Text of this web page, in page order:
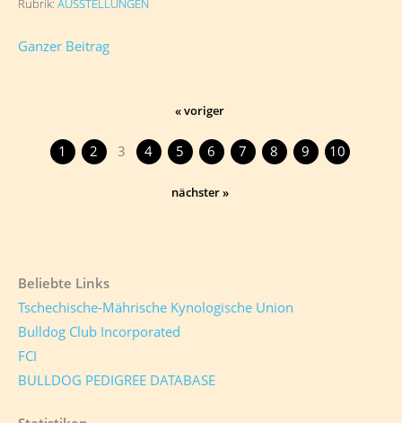
Rubrik: AUSSTELLUNGEN
Ganzer Beitrag
« voriger
1 2 3 4 5 6 7 8 9 10
nächster »
Beliebte Links
Tschechische-Mährische Kynologische Union
Bulldog Club Incorporated
FCI
BULLDOG PEDIGREE DATABASE